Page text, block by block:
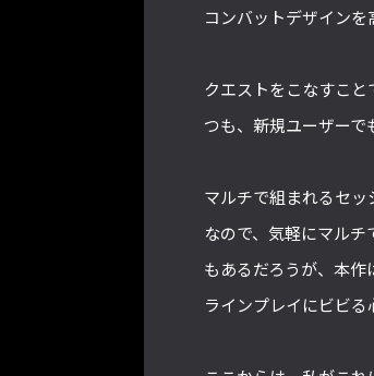
コンバットデザインを
クエストをこなすこ
つも、新規ユーザーで
マルチで組まれるセッ
なので、気軽にマル
もあるだろうが、本
ラインプレイにビビる